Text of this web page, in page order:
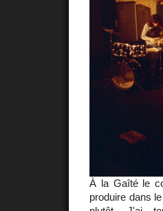
À la Gaîté le
produire dans